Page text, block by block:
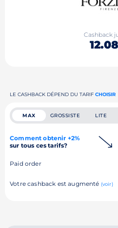
Cashback
LE CASHBACK DÉPEND DU TARIF CHOISIR
MAX GROSSISTE LITE
Comment obtenir +2%
sur tous ces tarifs?
Paid order
Votre cashback est augmenté (voir)